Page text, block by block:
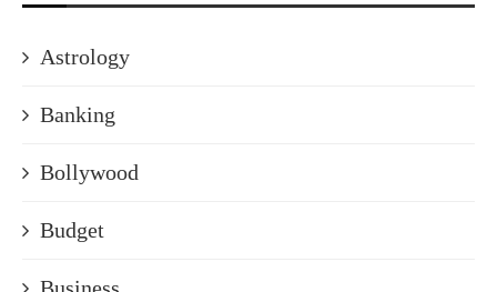
Astrology
Banking
Bollywood
Budget